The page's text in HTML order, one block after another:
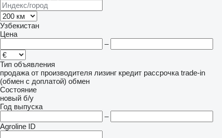
Узбекистан
Цена
–
Тип объявления
продажа от производителя лизинг кредит рассрочка trade-in
(обмен с доплатой) обмен
Состояние
новый б/у
Год выпуска
–
Agroline ID